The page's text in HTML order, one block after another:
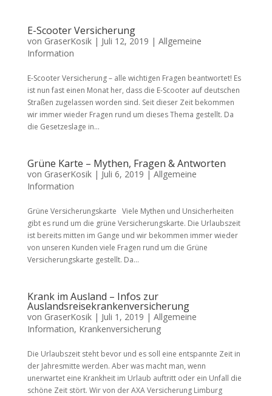
E-Scooter Versicherung
von GraserKosik| Juli 12, 2019 | Allgemeine
Information
E-Scooter Versicherung – alle wichtigen Fragen beantwortet! Es
ist nun fast einen Monat her, dass die E-Scooter auf deutschen
Straßen zugelassen worden sind. Seit dieser Zeit bekommen
wir immer wieder Fragen rund um dieses Thema gestellt. Da
die Gesetzeslage in...
Grüne Karte – Mythen, Fragen & Antworten
von GraserKosik| Juli 6, 2019 | Allgemeine
Information
Grüne Versicherungskarte Viele Mythen und Unsicherheiten
gibt es rund um die grüne Versicherungskarte. Die Urlaubszeit
ist bereits mitten im Gange und wir bekommen immer wieder
von unseren Kunden viele Fragen rund um die Grüne
Versicherungskarte gestellt. Da...
Krank im Ausland – Infos zur
Auslandsreisekrankenversicherung
von GraserKosik| Juli 1, 2019 | Allgemeine
Information, Krankenversicherung
Die Urlaubszeit steht bevor und es soll eine entspannte Zeit in
der Jahresmitte werden. Aber was macht man, wenn
unerwartet eine Krankheit im Urlaub auftritt oder ein Unfall die
schöne Zeit stört. Wir von der AXA Versicherung Limburg